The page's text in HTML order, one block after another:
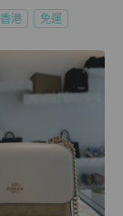
香港 免運